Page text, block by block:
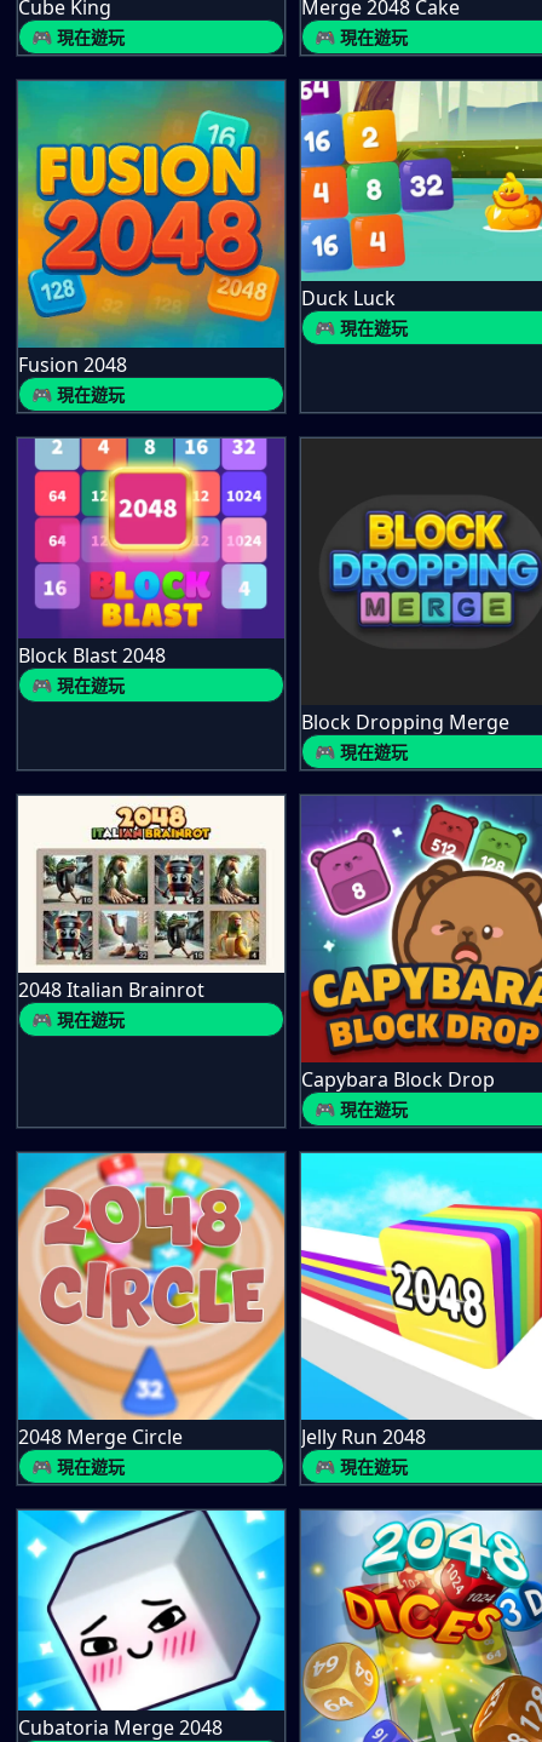
Cube King
🎮 現在遊玩
Merge 2048 Cake
🎮 現在遊玩
Fusion 2048
🎮 現在遊玩
Duck Luck
🎮 現在遊玩
Block Blast 2048
🎮 現在遊玩
Block Dropping Merge
🎮 現在遊玩
2048 Italian Brainrot
🎮 現在遊玩
Capybara Block Drop
🎮 現在遊玩
2048 Merge Circle
🎮 現在遊玩
Jelly Run 2048
🎮 現在遊玩
Cubatoria Merge 2048